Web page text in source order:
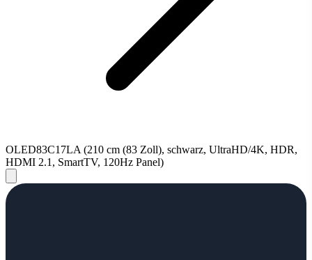
OLED83C17LA (210 cm (83 Zoll), schwarz, UltraHD/4K, HDR,
HDMI 2.1, SmartTV, 120Hz Panel)